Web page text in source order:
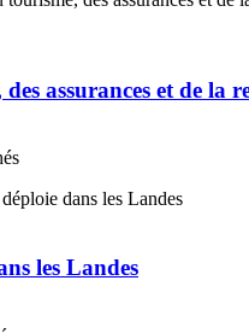
assurances et de la
les Landes